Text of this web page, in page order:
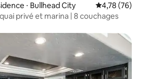
⋅ Bullhead City Évaluation
4,78 (76)
privé et marina | 8 couchages